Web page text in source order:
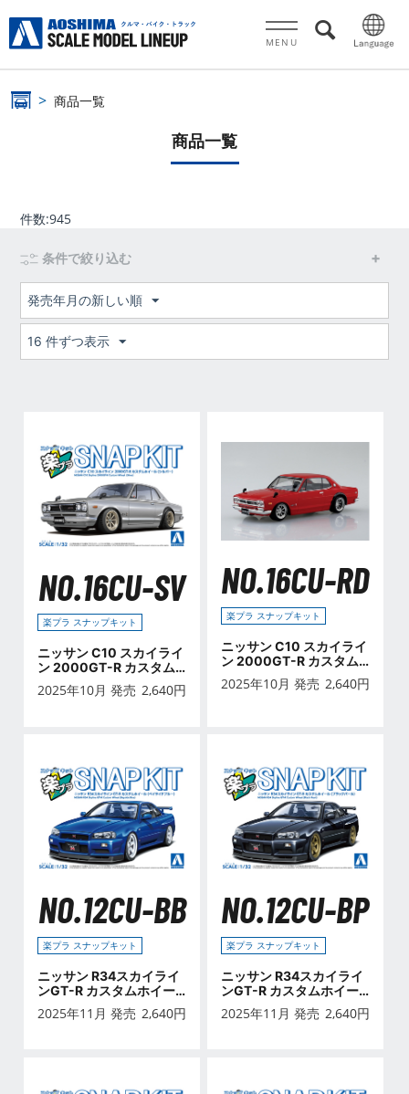
MENU
商品一覧
商品一覧
件数:945
条件で絞り込む
発売年月の新しい順
16 件ずつ表示
NO.16CU-SV
楽プラ スナップキット
ニッサン C10 スカイライ
ン 2000GT-R カスタム
ホイール(シルバー)
2025年10月 発売 2,640円
NO.16CU-RD
楽プラ スナップキット
ニッサン C10 スカイライ
ン 2000GT-R カスタム
ホイール(レッド)
2025年10月 発売 2,640円
NO.12CU-BB
楽プラ スナップキット
ニッサン R34スカイライ
ンGT-R カスタムホイー
ル(ベイサイドブルー)
2025年11月 発売 2,640円
NO.12CU-BP
楽プラ スナップキット
ニッサン R34スカイライ
ンGT-R カスタムホイー
ル(ブラックパール)
2025年11月 発売 2,640円